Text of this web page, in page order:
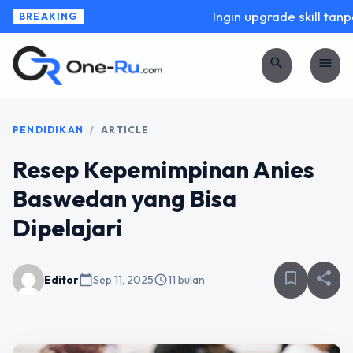
BREAKING Ingin upgrade skill
search menu
PENDIDIKAN / ARTICLE
Resep Kepemimpinan Anies
Baswedan yang Bisa
Dipelajari
Editorcalendar_todaySep 11, 2025schedule11 bulan bookmark_border share